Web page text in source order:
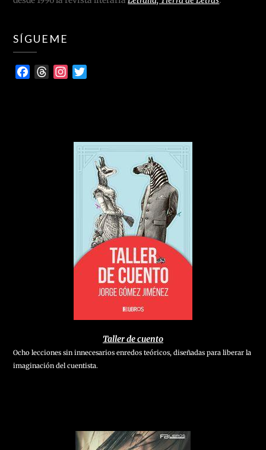
SÍGUEME
FacebookThreadsInstagram
Taller de cuento
Ocho lecciones sin innecesarios enredos teóricos, diseñadas para liberar la
imaginación del cuentista.